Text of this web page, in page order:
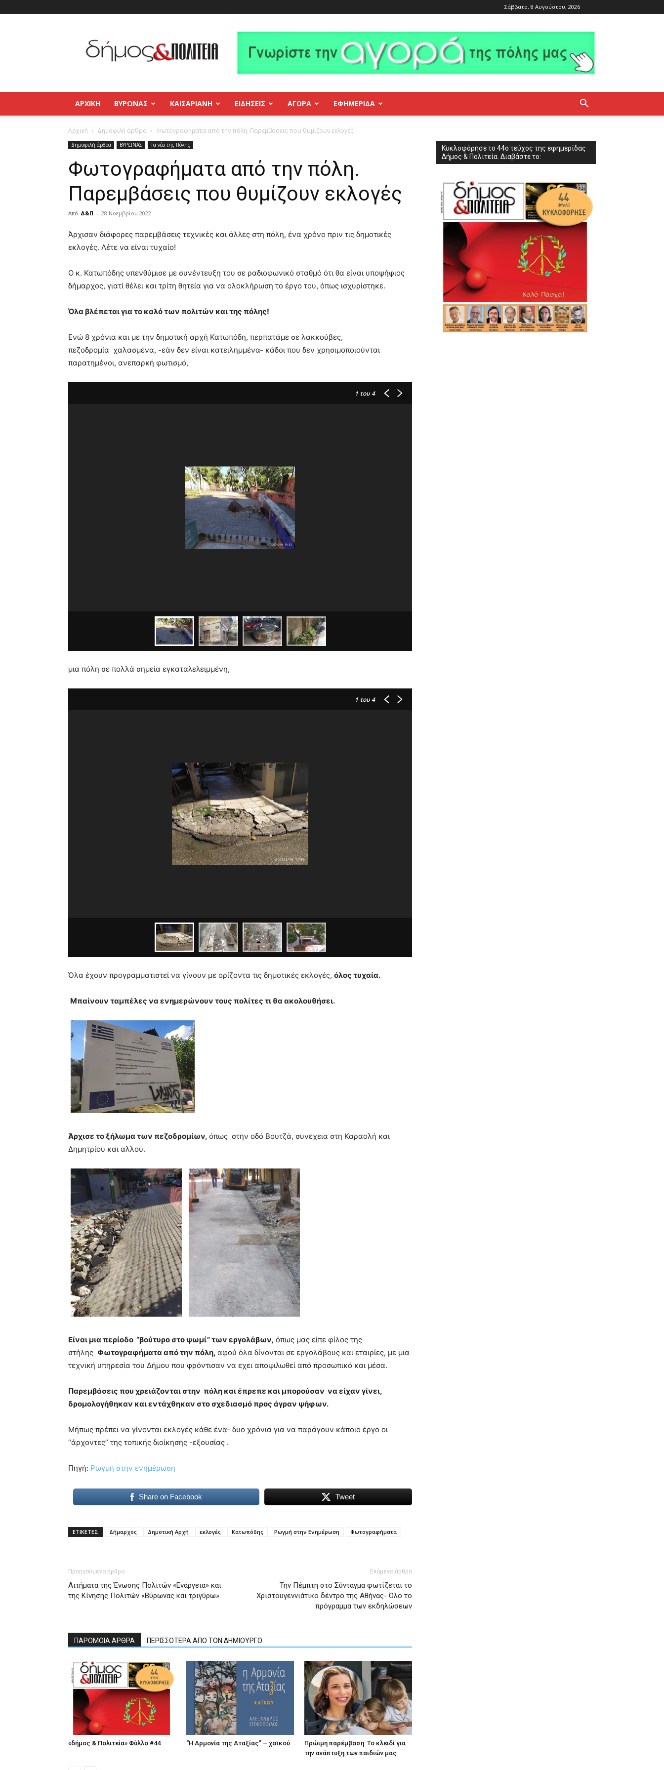
Σάββατο, 8 Αυγούστου, 2026
και
Πολιτεία
Βύρωνας
–
Παγκράτι
ΑΡΧΙΚΉ ΒΥΡΩΝΑΣ ΚΑΙΣΑΡΙΑΝΗ ΕΙΔΗΣΕΙΣ ΑΓΟΡΑ ΕΦΗΜΕΡΊΔΑ
Αρχική Δημοφιλή άρθρα Φωτογραφήματα από την πόλη. Παρεμβάσεις που θυμίζουν εκλογές
Δημοφιλή άρθρα ΒΥΡΩΝΑΣ Τα νέα της Πόλης
Φωτογραφήματα από την πόλη.
Παρεμβάσεις που θυμίζουν εκλογές
Από Δ&Π - 28 Νοεμβρίου 2022
blonde
lesbians
very
cam
show.desi
lyons
you
meaning
of
Άρχισαν διάφορες παρεμβάσεις τεχνικές και άλλες στη πόλη, ένα χρόνο πριν τις δημοτικές
εκλογές. Λέτε να είναι τυχαίο!
Ο κ. Κατωπόδης υπενθύμισε με συνέντευξη του σε ραδιοφωνικό σταθμό ότι θα είναι υποψήφιος
δήμαρχος, γιατί θέλει και τρίτη θητεία για να ολοκλήρωση το έργο του, όπως ισχυρίστηκε.
Όλα βλέπεται για το καλό των πολιτών και της πόλης!
Ενώ 8 χρόνια και με την δημοτική αρχή Κατωπόδη, περπατάμε σε λακκούβες,
πεζοδρομία χαλασμένα, -εάν δεν είναι κατειλημμένα- κάδοι που δεν χρησιμοποιούνται
παρατημένοι, ανεπαρκή φωτισμό,
1 του 4
μια πόλη σε πολλά σημεία εγκαταλελειμμένη,
1 του 4
Όλα έχουν προγραμματιστεί να γίνουν με ορίζοντα τις δημοτικές εκλογές, όλος τυχαία.
Μπαίνουν ταμπέλες να ενημερώνουν τους πολίτες τι θα ακολουθήσει.
Άρχισε το ξήλωμα των πεζοδρομίων, όπως στην οδό Βουτζά, συνέχεια στη Καραολή και
Δημητρίου και αλλού.
Είναι μια περίοδο “βούτυρο στο ψωμί” των εργολάβων, όπως μας είπε φίλος της
στήλης Φωτογραφήματα από την πόλη, αφού όλα δίνονται σε εργολάβους και εταιρίες, με μια
τεχνική υπηρεσία του Δήμου που φρόντισαν να εχει αποψιλωθεί από προσωπικό και μέσα.
Παρεμβάσεις που χρειάζονται στην πόλη και έπρεπε και μπορούσαν να είχαν γίνει,
δρομολογήθηκαν και εντάχθηκαν στο σχεδιασμό προς άγραν ψήφων.
Μήπως πρέπει να γίνονται εκλογές κάθε ένα- δυο χρόνια για να παράγουν κάποιο έργο οι
“άρχοντες” της τοπικής διοίκησης -εξουσίας .
Πηγή: Ρωγμή στην ενημέρωση
Share on Facebook Tweet
ΕΤΙΚΕΤΕΣ Δήμαρχος Δημοτική Αρχή εκλογές Κατωπόδης Ρωγμή στην Ενημέρωση Φωτογραφήματα
Προηγούμενο άρθρο
Αιτήματα της Ένωσης Πολιτών «Ενάργεια» και
της Κίνησης Πολιτών «Βύρωνας και τριγύρω»
Επόμενο άρθρο
Την Πέμπτη στο Σύνταγμα φωτίζεται το
Χριστουγεννιάτικο δέντρο της Αθήνας- Όλο το
πρόγραμμα των εκδηλώσεων
ΠΑΡΟΜΟΙΑ ΑΡΘΡΑ ΠΕΡΙΣΣΟΤΕΡΑ ΑΠΟ ΤΟΝ ΔΗΜΙΟΥΡΓΟ
«δήμος & Πολιτεία» Φύλλο #44 “Η Αρμονία της Αταξίας” – χαϊκού
Πρώιμη παρέμβαση: Το κλειδί για
την ανάπτυξη των παιδιών µας
Κυκλοφόρησε το 44ο τεύχος της εφημερίδας
Δήμος & Πολιτεία. Διαβάστε το: